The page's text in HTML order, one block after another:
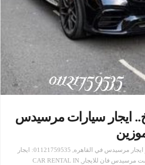
ايجار سيارات مرسيدس
ايجار مرسيدس في القاهره,
01121759535: ايجار
مرسيدس فان للايجار ,
CAR RENTAL IN